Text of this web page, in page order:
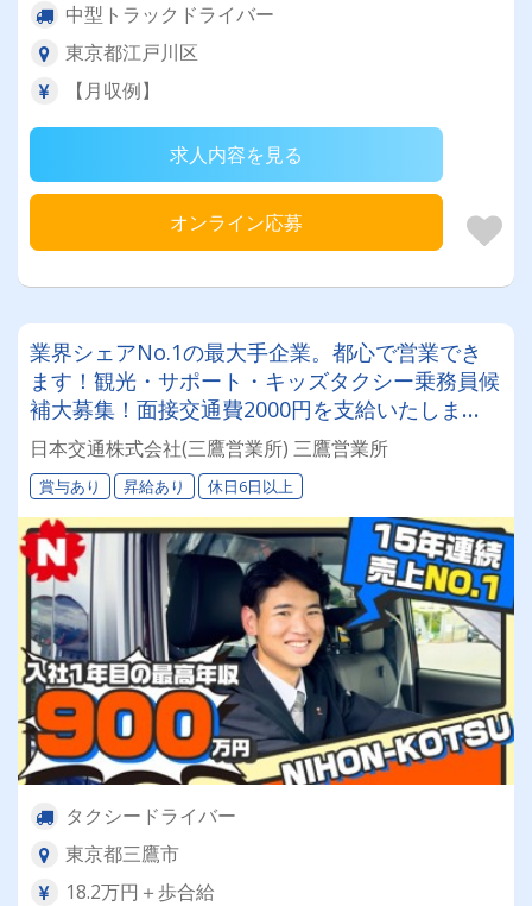
中型トラックドライバー
東京都江戸川区
【月収例】
求人内容を見る
オンライン応募
業界シェアNo.1の最大手企業。都心で営業でき
ます！観光・サポート・キッズタクシー乗務員候
補大募集！面接交通費2000円を支給いたしま
す！
日本交通株式会社(三鷹営業所) 三鷹営業所
賞与あり 昇給あり 休日6日以上
タクシードライバー
東京都三鷹市
18.2万円＋歩合給